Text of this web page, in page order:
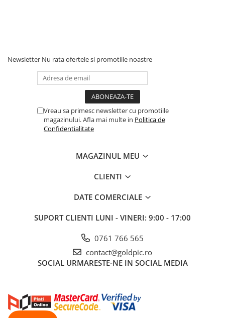
Newsletter Nu rata ofertele si promotiile noastre
Vreau sa primesc newsletter cu promotiile
magazinului. Afla mai multe in Politica de
Confidentialitate
MAGAZINUL MEU
CLIENTI
DATE COMERCIALE
SUPORT CLIENTI LUNI - VINERI: 9:00 - 17:00
0761 766 565
contact@goldpic.ro
SOCIAL URMARESTE-NE IN SOCIAL MEDIA